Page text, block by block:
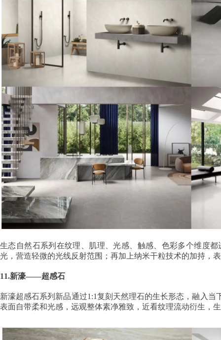
生态自然石系列在纹理、肌理、光感、触感、色彩多个维度
光，营造轻微的光线反射范围；再加上纳米干粒技术的加持，
11.新濠——超感石
新濠超感石系列新品通过1:1复刻天然理石的生长形态，融入
表面自带柔和光感，远观整体素净雅致，近看纹理流动衍生，